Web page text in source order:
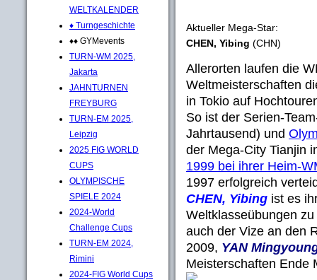
WELTKALENDER
♦ Turngeschichte
♦♦ GYMevents
TURN-WM 2025,
Jakarta
JAHNTURNEN
FREYBURG
TURN-EM 2025,
Leipzig
2025 FIG WORLD
CUPS
OLYMPISCHE
SPIELE 2024
2024-World
Challenge Cups
TURN-EM 2024,
Rimini
2024-FIG World Cups
Aktueller Mega-Star:
CHEN, Yibing (CHN)
Allerorten laufen die
Weltmeisterschaften
in Tokio auf
So ist der Serien-
Jahrtausend) und
der Mega-City Tianjin
1999 bei ihrer Heim-
1997 erfolgreich
CHEN, Yibing ist es
Weltklasseübungen
auch der Vize an den
2009, YAN
Meisterschaften Ende